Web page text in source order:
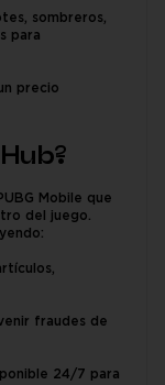
sombreros,
para
precio
Mobile que
del juego.
fraudes de
24/7 para